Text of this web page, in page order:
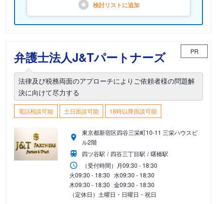
検討リストに追加
弁護士法人J&Tパートナーズ PR
法律及び税務両面のアプローチによりご依頼者様の問題解
決に向けて尽力する
電話相談可能 土日面談可能 18時以降面談可能
東京都新宿区四谷三栄町10-11 三栄ハウスビ
ル2階
四ツ谷駅
四谷三丁目駅
曙橋駅
（受付時間） 月09:30 - 18:30
火09:30 - 18:30 水09:30 - 18:30
木09:30 - 18:30 金09:30 - 18:30
（定休日）土曜日・日曜日・祝日